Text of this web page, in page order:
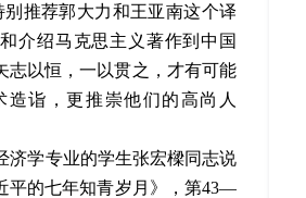
推荐郭大力和王亚南这个译
介绍马克思主义著作到中国
志以恒，一以贯之，才有可能
诣，更推崇他们的高尚人
济学专业的学生张宏樑同志说
平的七年知青岁月》，第43—